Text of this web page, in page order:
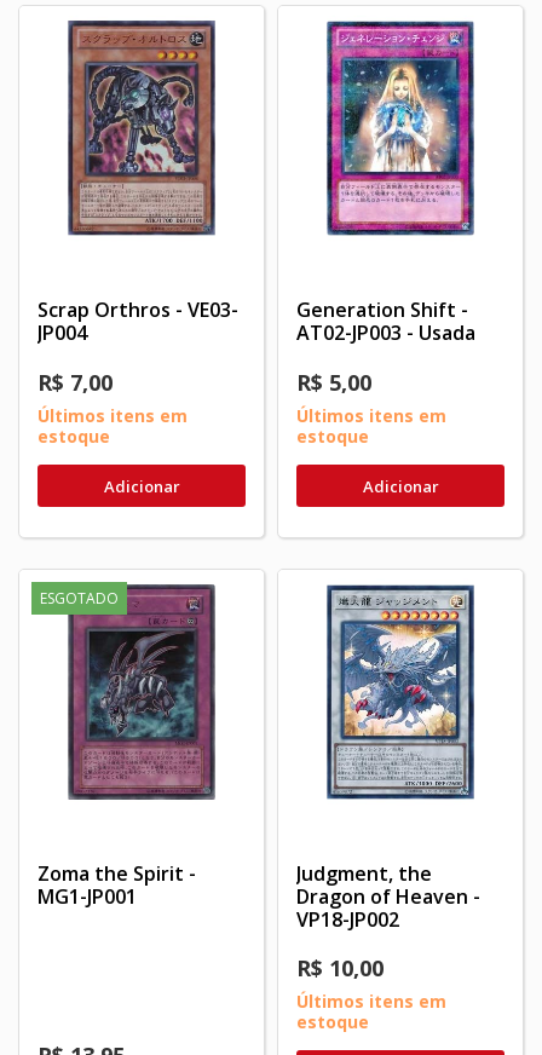
Scrap Orthros - VE03-
JP004
R$ 7,00
Últimos itens em
estoque
Adicionar
Generation Shift -
AT02-JP003 - Usada
R$ 5,00
Últimos itens em
estoque
Adicionar
ESGOTADO
Zoma the Spirit -
MG1-JP001
Judgment, the
Dragon of Heaven -
VP18-JP002
R$ 10,00
Últimos itens em
estoque